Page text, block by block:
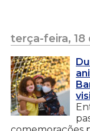
terça-feira, 18